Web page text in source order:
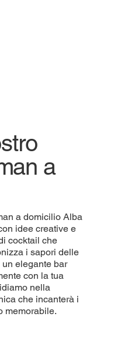
a
a domicilio Alba
idee creative e
cocktail che
i sapori delle
elegante bar
con la tua
nella
che incanterà i
memorabile.